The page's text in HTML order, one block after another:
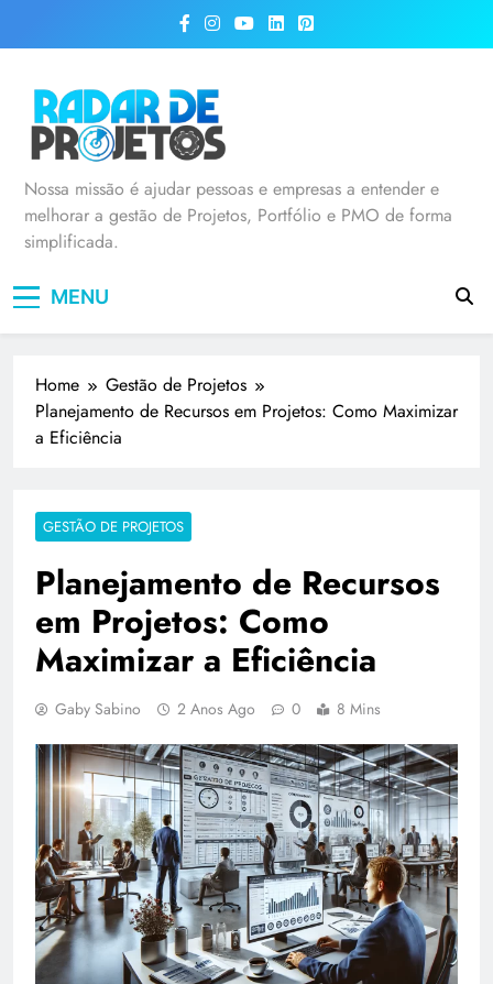
Radar de Projetos
Nossa missão é ajudar pessoas e empresas a entender e
melhorar a gestão de Projetos, Portfólio e PMO de forma
simplificada.
MENU
Home
Gestão de Projetos
Planejamento de Recursos em Projetos: Como Maximizar
a Eficiência
GESTÃO DE PROJETOS
Planejamento de Recursos
em Projetos: Como
Maximizar a Eficiência
Gaby Sabino 2 Anos Ago 0 8 Mins